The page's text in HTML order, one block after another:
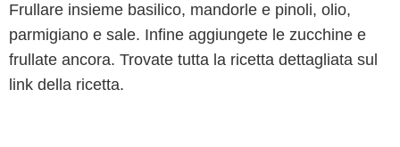
Frullare insieme basilico, mandorle e pinoli, olio,
parmigiano e sale. Infine aggiungete le zucchine e
frullate ancora. Trovate tutta la ricetta dettagliata sul
link della ricetta.